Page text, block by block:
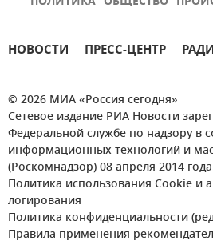
НОВОСТИ ПРЕСС-ЦЕНТР
© 2026 МИА «Россия сегодня»
Сетевое издание РИА Новости
Федеральной службе по надзору в
информационных технологий и
(Роскомнадзор) 08 апреля 2014
Политика использования Cookie и
логирования
Политика конфиденциальности
Правила применения